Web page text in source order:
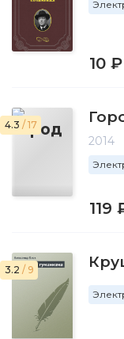
10 ₽
4.3 / 17
2014
119
3.2 / 9